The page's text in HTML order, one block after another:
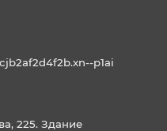
p1ai
225. Здание